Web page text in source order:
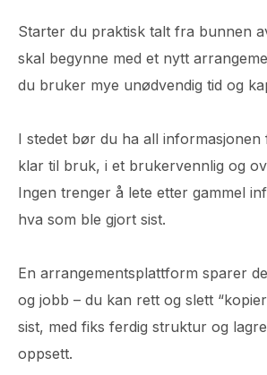
Starter du praktisk talt fra bunnen
skal begynne med et nytt
du bruker mye unødvendig tid og
I stedet bør du ha all informasjonen
klar til bruk, i et brukervennlig og
Ingen trenger å lete etter gammel
hva som ble gjort sist.
En arrangementsplattform sparer
og jobb – du kan rett og slett
sist, med fiks ferdig struktur og
oppsett.